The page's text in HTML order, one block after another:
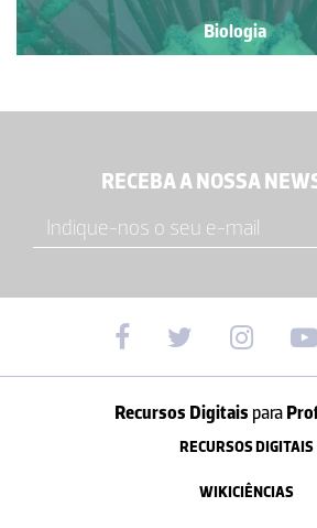
Biologia
RECEBA A NOSSA
Recursos Digitais para
RECURSOS DIGITAIS
WIKICIÊNCIAS